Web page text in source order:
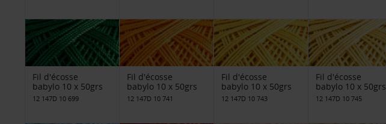
Fil d'écosse
babylo 10 x 50grs
12 147D 10 699
Fil d'écosse
babylo 10 x 50grs
12 147D 10 741
Fil d'écosse
babylo 10 x 50grs
12 147D 10 743
Fil d'écosse
babylo 10 x 50grs
12 147D 10 745